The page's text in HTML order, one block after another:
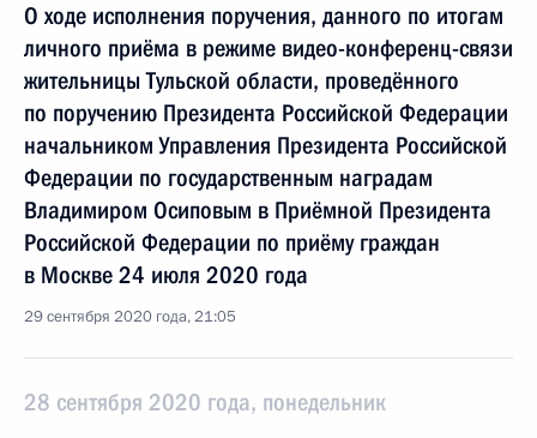
О ходе исполнения поручения, данного по итогам
личного приёма в режиме видео-конференц-связи
жительницы Тульской области, проведённого
по поручению Президента Российской Федерации
начальником Управления Президента Российской
Федерации по государственным наградам
Владимиром Осиповым в Приёмной Президента
Российской Федерации по приёму граждан
в Москве 24 июля 2020 года
29 сентября 2020 года, 21:05
28 сентября 2020 года, понедельник